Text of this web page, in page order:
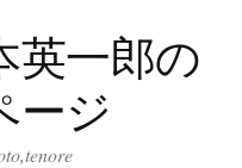
英一郎の
ージ